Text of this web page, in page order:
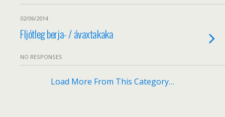
02/06/2014
Fljótleg berja- / ávaxtakaka
NO RESPONSES
Load More From This Category…